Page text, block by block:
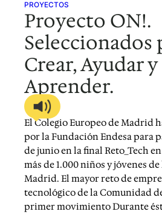
PROYECTOS
Proyecto ON!.
Seleccionados
Crear, Ayudar y
Aprender.
El Colegio Europeo de Madrid
por la Fundación Endesa para
de junio en la final Reto_Tech
más de 1.000 niños y jóvenes
Madrid. El mayor reto de
tecnológico de la Comunidad
primer movimiento Durante